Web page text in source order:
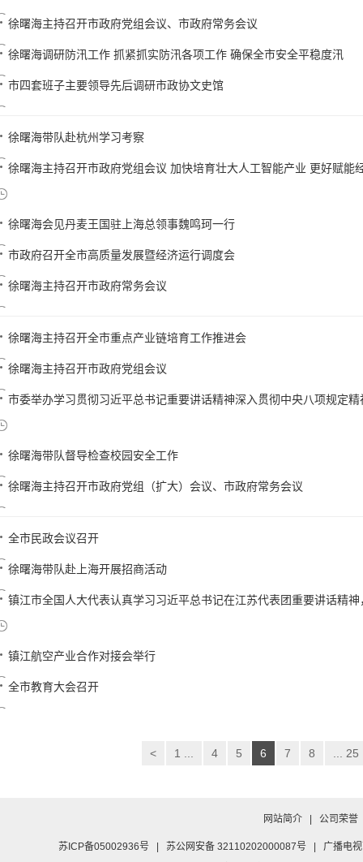
徐曙海主持召开市政府党组会议、市政府常务会议
徐曙海调研防汛工作 抓紧抓实防汛各项工作 确保全市安全平稳度汛
市四套班子主要领导先后调研市政协文史馆
徐曙海带队赴杭州学习考察
徐曙海主持召开市政府党组会议 加快培育壮大人工智能产业 更好赋能
徐曙海会见丹麦王国驻上海总领事魏鸣珂一行
市政府召开全市高质量发展暨经济运行调度会
徐曙海主持召开市政府常务会议
徐曙海主持召开全市重点产业链培育工作推进会
徐曙海主持召开市政府党组会议
市委举办学习贯彻习近平总书记重要讲话精神深入贯彻中央八项规定
徐曙海带队督导检查校园安全工作
徐曙海主持召开市政府党组（扩大）会议、市政府常务会议
全市民政会议召开
徐曙海带队赴上海开展招商活动
镇江市全国人大代表认真学习习近平总书记在江苏代表团重要讲话精
镇江航空产业合作对接会举行
全市教育大会召开
< 1 ... 4 5 6 7 8 ... 25
网站简介 公司荣誉
苏ICP备05002936号 苏公网安备 32110202000087号 广播电